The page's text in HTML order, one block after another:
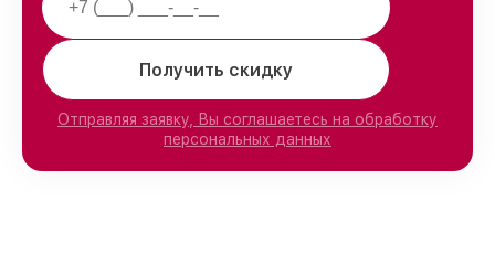
Получить скидку
Отправляя заявку, Вы соглашаетесь на обработку
персональных данных